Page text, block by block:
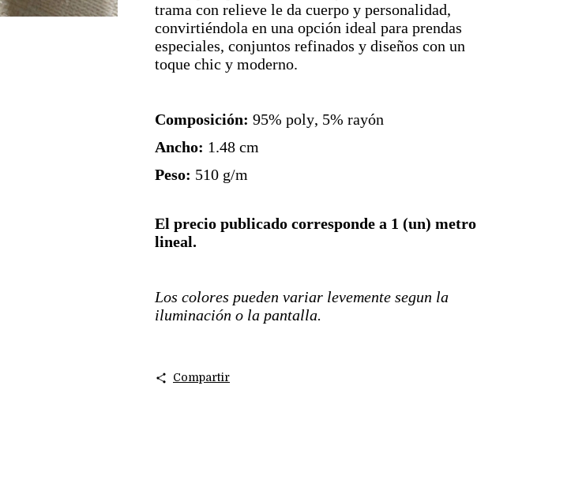
trama con relieve le da cuerpo y personalidad,
convirtiéndola en una opción ideal para prendas
especiales, conjuntos refinados y diseños con un
toque chic y moderno.
Composición: 95% poly, 5% rayón
Ancho: 1.48 cm
Peso: 510 g/m
El precio publicado corresponde a 1 (un) metro
lineal.
Los colores pueden variar levemente segun la
iluminación o la pantalla.
Compartir